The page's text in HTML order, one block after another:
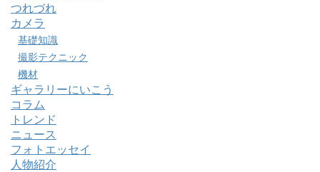
つれづれ
カメラ
基礎知識
撮影テクニック
機材
ギャラリーにいこう
コラム
トレンド
ニュース
フォトエッセイ
人物紹介